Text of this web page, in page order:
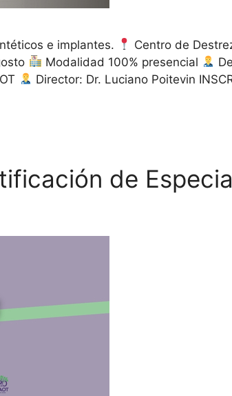
e implantes.
Centro de
Modalidad 100% presencial
Director: Dr. Luciano Poitevin
de